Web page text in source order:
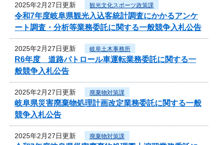
2025年2月27日更新 観光文化スポーツ政策課
令和7年度岐阜県観光入込客統計調査にかかるアンケ
ート調査・分析等業務委託に関する一般競争入札公告
2025年2月27日更新 岐阜土木事務所
R6年度 道路パトロール車運転業務委託に関する一
般競争入札公告
2025年2月27日更新 廃棄物対策課
岐阜県災害廃棄物処理計画改定業務委託に関する一般
競争入札公告
2025年2月27日更新 廃棄物対策課